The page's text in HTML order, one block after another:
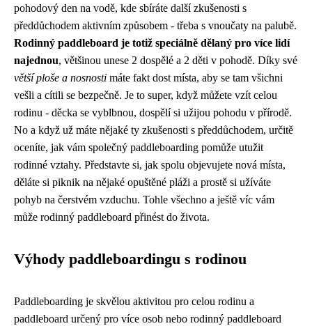
pohodový den na vodě, kde sbíráte další zkušenosti s
předdůchodem aktivním způsobem - třeba s vnoučaty na palubě.
Rodinný paddleboard je totiž speciálně dělaný pro více lidí
najednou, většinou unese 2 dospělé a 2 děti v pohodě. Díky své
větší ploše a nosnosti máte fakt dost místa, aby se tam všichni
vešli a cítili se bezpečně. Je to super, když můžete vzít celou
rodinu - děcka se vyblbnou, dospělí si užijou pohodu v přírodě.
No a když už máte nějaké ty zkušenosti s předdůchodem, určitě
oceníte, jak vám společný paddleboarding pomůže utužit
rodinné vztahy. Představte si, jak spolu objevujete nová místa,
děláte si piknik na nějaké opuštěné pláži a prostě si užíváte
pohyb na čerstvém vzduchu. Tohle všechno a ještě víc vám
může rodinný paddleboard přinést do života.
Výhody paddleboardingu s rodinou
Paddleboarding je skvělou aktivitou pro celou rodinu a
paddleboard určený pro více osob nebo rodinný paddleboard